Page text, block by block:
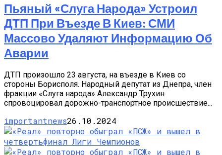
Пьяный «слуга Народа» Устроил
ДТП При Въезде В Киев: СМИ
Массово Удаляют Информацию Об
Аварии
ДТП произошло 23 августа, на въезде в Киев со
стороны Борисполя. Народный депутат из Днепра, член
фракции «Слуга народа» Александр Трухин
спровоцировал дорожно-транспортное происшествие...
importantnews26.10.2024